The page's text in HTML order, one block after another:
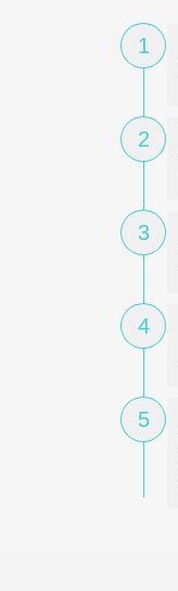
1
2
3
4
5